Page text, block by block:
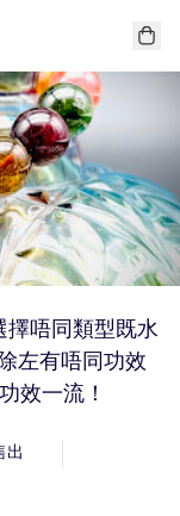
唔同類型既水
左有唔同功效
效一流！
出